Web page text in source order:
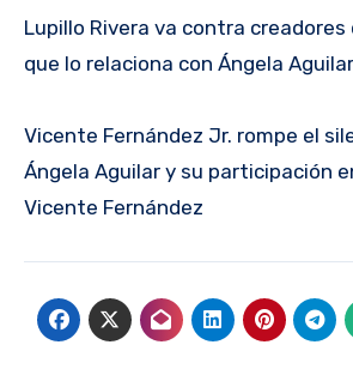
Lupillo Rivera va contra
que lo relaciona con Ángela
Vicente Fernández Jr. rompe el
Ángela Aguilar y su participación
Vicente Fernández